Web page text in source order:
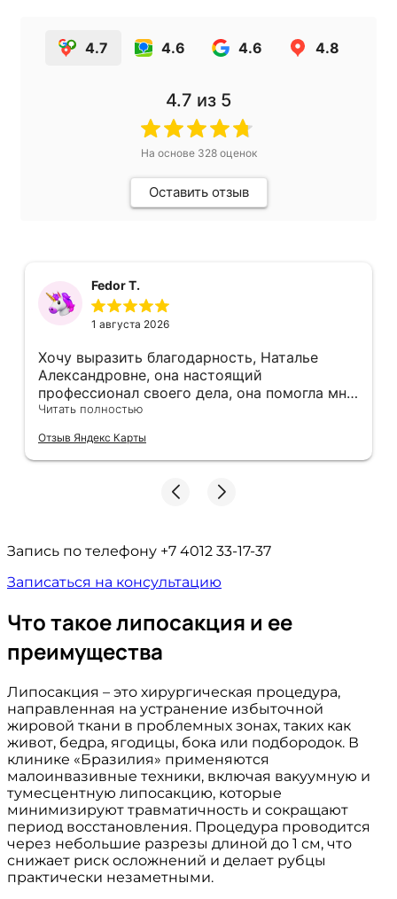
4.7 4.6 4.6 4.8
4.7 из 5
На основе 328оценок
Оставить отзыв
Fedor T.
1 августа 2026
Хочу выразить благодарность, Наталье
Александровне, она настоящий
профессионал своего дела, она помогла мне
не в простой ситуации
Читать полностью
Отзыв Яндекс Карты
Запись по телефону +7 4012 33-17-37
Записаться на консультацию
Что такое липосакция и ее
преимущества
Липосакция – это хирургическая процедура,
направленная на устранение избыточной
жировой ткани в проблемных зонах, таких как
живот, бедра, ягодицы, бока или подбородок. В
клинике «Бразилия» применяются
малоинвазивные техники, включая вакуумную и
тумесцентную липосакцию, которые
минимизируют травматичность и сокращают
период восстановления. Процедура проводится
через небольшие разрезы длиной до 1 см, что
снижает риск осложнений и делает рубцы
практически незаметными.